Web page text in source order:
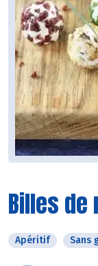
Billes
Apéritif Sans